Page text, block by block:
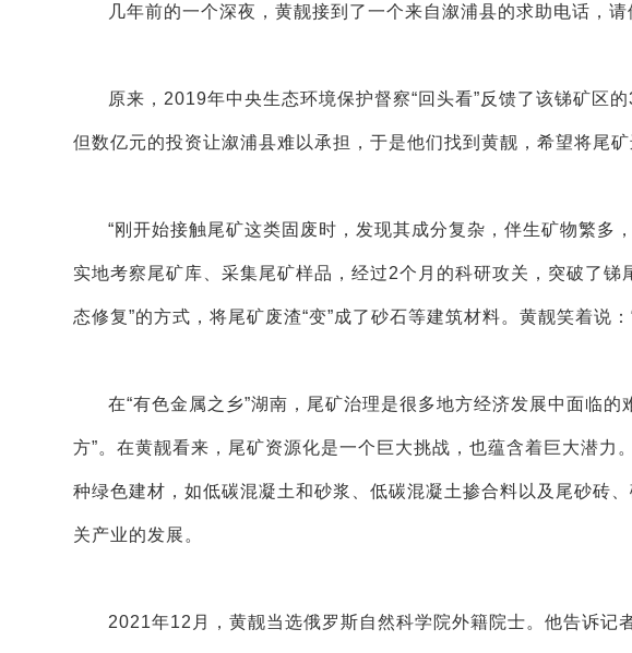
几年前的一个深夜，黄靓接到了一个来自溆浦县的求助电话，
原来，2019年中央生态环境保护督察“回头看”反馈了该锑矿区
但数亿元的投资让溆浦县难以承担，于是他们找到黄靓，希望将尾矿
“刚开始接触尾矿这类固废时，发现其成分复杂，伴生矿物繁多
实地考察尾矿库、采集尾矿样品，经过2个月的科研攻关，突破了锑
态修复”的方式，将尾矿废渣“变”成了砂石等建筑材料。黄靓笑着说
在“有色金属之乡”湖南，尾矿治理是很多地方经济发展中面临
方”。在黄靓看来，尾矿资源化是一个巨大挑战，也蕴含着巨大潜力
种绿色建材，如低碳混凝土和砂浆、低碳混凝土掺合料以及尾砂砖
关产业的发展。
2021年12月，黄靓当选俄罗斯自然科学院外籍院士。他告诉记